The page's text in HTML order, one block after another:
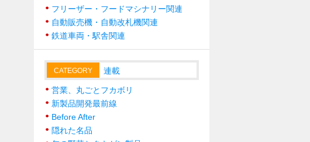
フリーザー・フードマシナリー関連
自動販売機・自動改札機関連
鉄道車両・駅舎関連
CATEGORY 連載
営業、丸ごとフカボリ
新製品開発最前線
Before After
隠れた名品